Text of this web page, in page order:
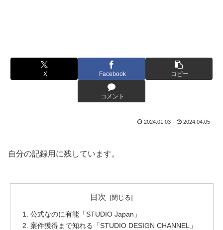
X Facebook コピー
コメント
2024.01.03 2024.04.05
自分の記録用に残しています。
目次
公式なのに有能「STUDIO Japan」
案件獲得まで知れる「STUDIO DESIGN CHANNEL」